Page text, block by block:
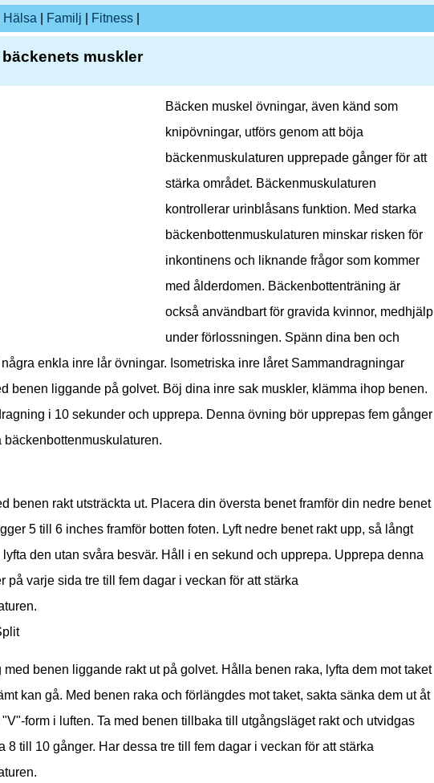
Hälsa Familj Fitness
muskler
Bäcken muskel övningar, även känd som
knipövningar, utförs genom att böja
bäckenmuskulaturen upprepade gånger för att
stärka området. Bäckenmuskulaturen
kontrollerar urinblåsans funktion. Med starka
bäckenbottenmuskulaturen minskar risken för
inkontinens och liknande frågor som kommer
med ålderdomen. Bäckenbottenträning är
också användbart för gravida kvinnor, medhjälp
under förlossningen. Spänn dina ben och
enkla inre lår övningar. Isometriska inre låret Sammandragningar
benen liggande på golvet. Böj dina inre sak muskler, klämma ihop benen.
i 10 sekunder och upprepa. Denna övning bör upprepas fem gånger
bäckenbottenmuskulaturen.
benen rakt utsträckta ut. Placera din översta benet framför din nedre benet
5 till 6 inches framför botten foten. Lyft nedre benet rakt upp, så långt
lyfta den utan svåra besvär. Håll i en sekund och upprepa. Upprepa denna
på varje sida tre till fem dagar i veckan för att stärka
med benen liggande rakt ut på golvet. Hålla benen raka, lyfta dem mot taket
kan gå. Med benen raka och förlängdes mot taket, sakta sänka dem ut åt
form i luften. Ta med benen tillbaka till utgångsläget rakt och utvidgas
8 till 10 gånger. Har dessa tre till fem dagar i veckan för att stärka